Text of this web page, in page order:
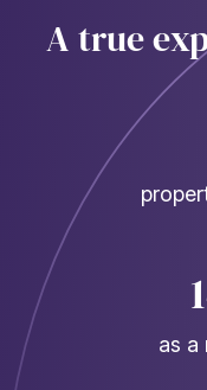
A true
as a